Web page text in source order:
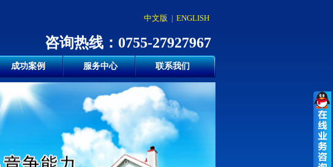
中文版 ENGLISH
咨询热线：0755-27927967
成功案例 服务中心 联系我们